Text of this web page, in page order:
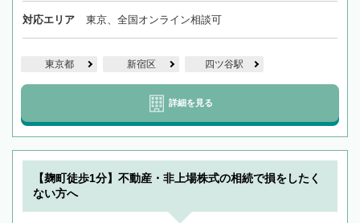
対応エリア 東京、全国オンライン相談可
東京都 新宿区 四ツ谷駅
詳細を見る
【麹町徒歩1分】不動産・非上場株式の相続で損をしたく
ない方へ